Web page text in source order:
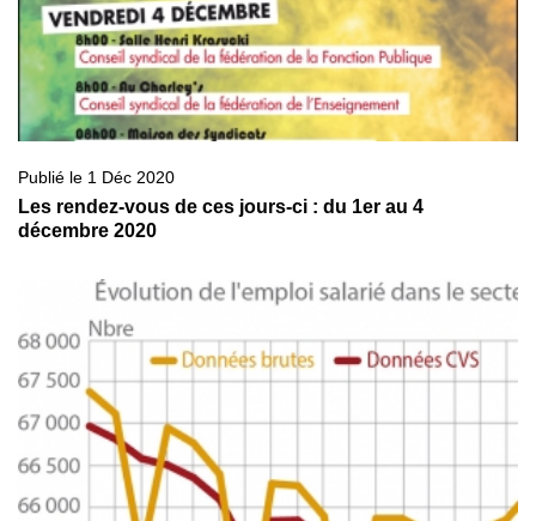
Publié le 1 Déc 2020
Les rendez-vous de ces jours-ci : du 1er au 4
décembre 2020